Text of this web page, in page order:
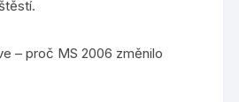
– proč MS 2006 změnilo